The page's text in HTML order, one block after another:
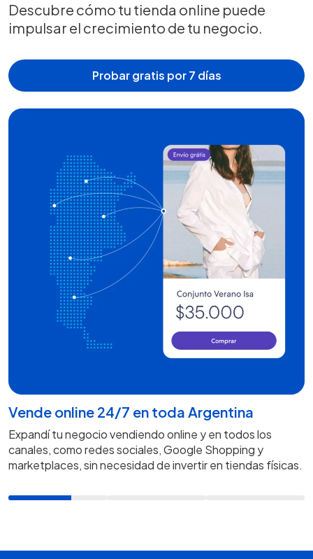
Descubre cómo tu tienda online puede
impulsar el crecimiento de tu negocio.
Probar gratis por 7 días
Vende online 24/7 en toda Argentina
Expandí tu negocio vendiendo online y en todos los
canales, como redes sociales, Google Shopping y
marketplaces, sin necesidad de invertir en tiendas físicas.